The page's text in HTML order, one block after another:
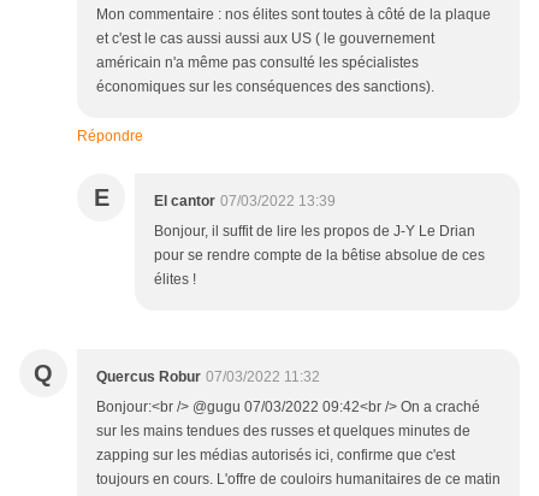
Mon commentaire : nos élites sont toutes à côté de la plaque
et c'est le cas aussi aussi aux US ( le gouvernement
américain n'a même pas consulté les spécialistes
économiques sur les conséquences des sanctions).
Répondre
E El cantor 07/03/2022 13:39
Bonjour, il suffit de lire les propos de J-Y Le Drian
pour se rendre compte de la bêtise absolue de ces
élites !
Q Quercus Robur 07/03/2022 11:32
Bonjour:<br /> @gugu 07/03/2022 09:42<br /> On a craché
sur les mains tendues des russes et quelques minutes de
zapping sur les médias autorisés ici, confirme que c'est
toujours en cours. L'offre de couloirs humanitaires de ce matin